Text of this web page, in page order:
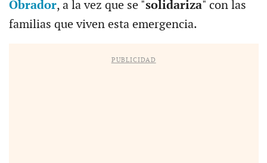
Obrador, a la vez que se "solidariza" con las
familias que viven esta emergencia.
PUBLICIDAD